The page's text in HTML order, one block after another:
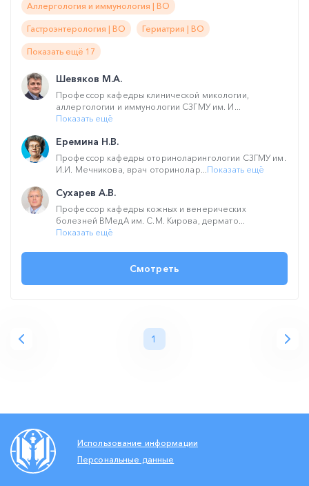
Аллергология и иммунология | ВО
Гастроэнтерология | ВО Гериатрия | ВО
Показать ещё 17
Шевяков М.А.
Профессор кафедры клинической микологии,
аллергологии и иммунологии СЗГМУ им. И...
Показать ещё
Еремина Н.В.
Профессор кафедры оториноларингологии СЗГМУ им.
И.И. Мечникова, врач оторинолар...Показать ещё
Сухарев А.В.
Профессор кафедры кожных и венерических
болезней ВМедА им. С.М. Кирова, дермато...
Показать ещё
Смотреть
1
Использование информации
Персональные данные